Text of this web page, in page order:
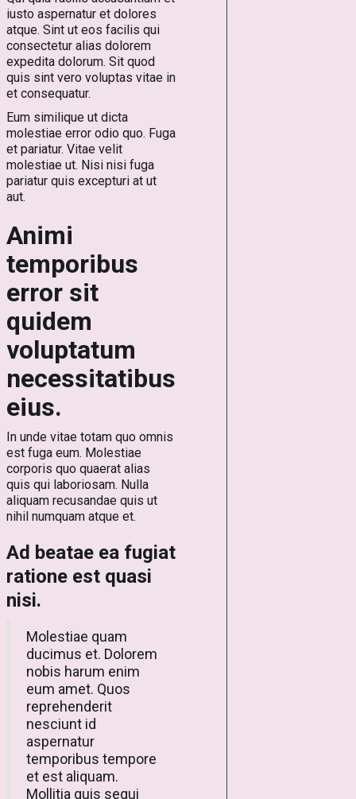
iusto aspernatur et dolores
atque. Sint ut eos facilis qui
consectetur alias dolorem
expedita dolorum. Sit quod
quis sint vero voluptas vitae in
et consequatur.
Eum similique ut dicta
molestiae error odio quo. Fuga
et pariatur. Vitae velit
molestiae ut. Nisi nisi fuga
pariatur quis excepturi at ut
aut.
Animi
temporibus
error sit
quidem
voluptatum
necessitatibus
eius.
In unde vitae totam quo omnis
est fuga eum. Molestiae
corporis quo quaerat alias
quis qui laboriosam. Nulla
aliquam recusandae quis ut
nihil numquam atque et.
Ad beatae ea fugiat
ratione est quasi
nisi.
Molestiae quam
ducimus et. Dolorem
nobis harum enim
eum amet. Quos
reprehenderit
nesciunt id
aspernatur
temporibus tempore
et est aliquam.
Mollitia quis sequi